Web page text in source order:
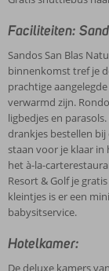
Faciliteiten:
Sandos San Blas
binnenkomst tref je
prachtige
verwarmd zijn.
ligbedjes en
drankjes bestellen bij
staan voor je klaar
het à-la-
Resort & Golf je
kleintjes is er een
babysitservice.
Hotelkamer:
De deluxe kamers